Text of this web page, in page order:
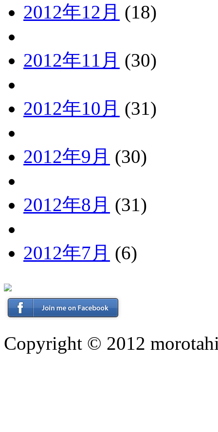
2012年12月 (18)
2012年11月 (30)
2012年10月 (31)
2012年9月 (30)
2012年8月 (31)
2012年7月 (6)
Copyright © 2012